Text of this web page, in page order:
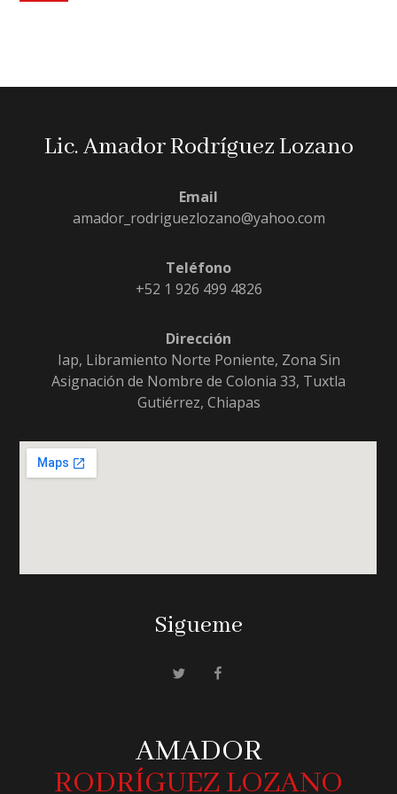
Lic. Amador Rodríguez Lozano
Email
amador_rodriguezlozano@yahoo.com
Teléfono
+52 1 926 499 4826
Dirección
Iap, Libramiento Norte Poniente, Zona Sin
Asignación de Nombre de Colonia 33, Tuxtla
Gutiérrez, Chiapas
Sigueme
AMADOR
RODRÍGUEZ LOZANO